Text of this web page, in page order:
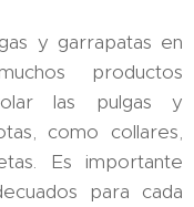
y garrapatas en
productos
las pulgas y
como collares,
Es importante
para cada